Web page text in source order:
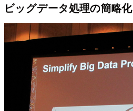
ビッグデータ処理の簡略化